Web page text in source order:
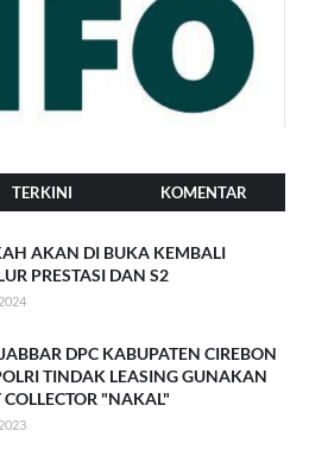
TERKINI KOMENTAR
AKAN DI BUKA KEMBALI
PRESTASI DAN S2
DPC KABUPATEN CIREBON
TINDAK LEASING GUNAKAN
COLLECTOR "NAKAL"